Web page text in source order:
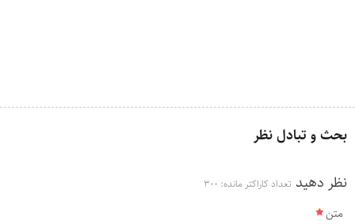
بحث و تبادل نظر
نظر دهید تعداد کاراکتر مانده: 300
متن